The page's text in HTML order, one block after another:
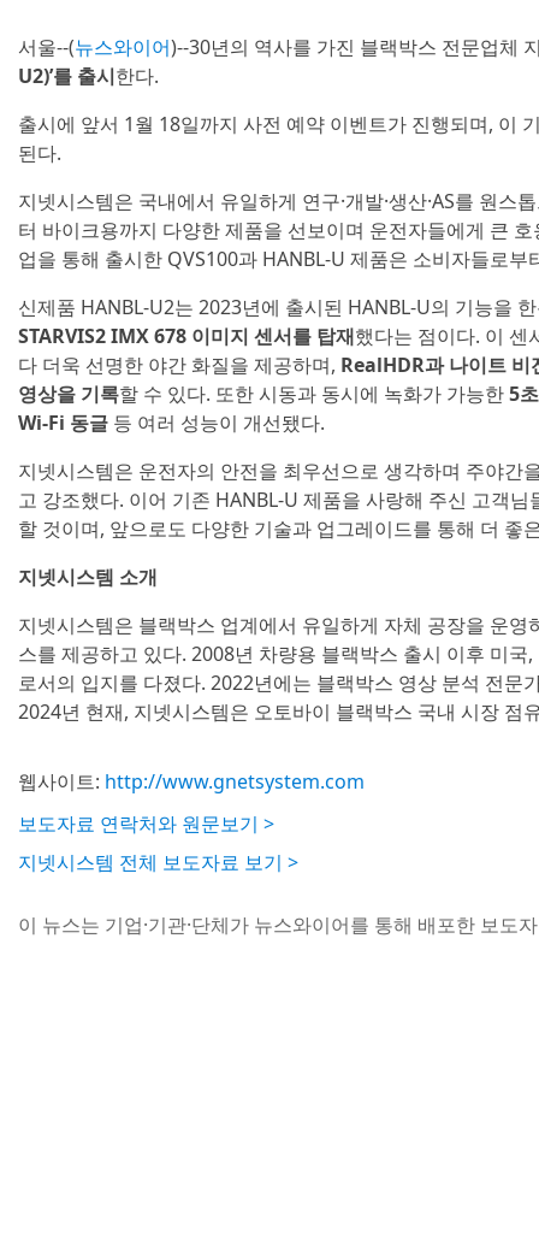
서울--(뉴스와이어)--30년의 역사를 가진 블랙박스 전문업체
U2)’를 출시한다.
출시에 앞서 1월 18일까지 사전 예약 이벤트가 진행되며, 이
된다.
지넷시스템은 국내에서 유일하게 연구·개발·생산·AS를 원
터 바이크용까지 다양한 제품을 선보이며 운전자들에게 큰
업을 통해 출시한 QVS100과 HANBL-U 제품은 소비자들로부
신제품 HANBL-U2는 2023년에 출시된 HANBL-U의 기능을
STARVIS2 IMX 678 이미지 센서를 탑재했다는 점이다. 이 센
다 더욱 선명한 야간 화질을 제공하며, RealHDR과 나이트 비
영상을 기록할 수 있다. 또한 시동과 동시에 녹화가 가능한5
Wi-Fi 동글 등 여러 성능이 개선됐다.
지넷시스템은 운전자의 안전을 최우선으로 생각하며 주야간
고 강조했다. 이어 기존 HANBL-U 제품을 사랑해 주신 고객
할 것이며, 앞으로도 다양한 기술과 업그레이드를 통해 더
지넷시스템 소개
지넷시스템은 블랙박스 업계에서 유일하게 자체 공장을 운
스를 제공하고 있다. 2008년 차량용 블랙박스 출시 이후 미
로서의 입지를 다졌다. 2022년에는 블랙박스 영상 분석 전문
2024년 현재, 지넷시스템은 오토바이 블랙박스 국내 시장 점
웹사이트: http://www.gnetsystem.com
보도자료 연락처와 원문보기 >
지넷시스템 전체 보도자료 보기 >
이 뉴스는 기업·기관·단체가 뉴스와이어를 통해 배포한 보도